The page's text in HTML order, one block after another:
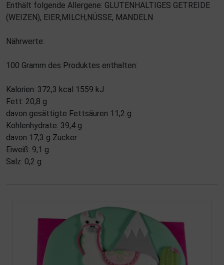
Enthält folgende Allergene: GLUTENHALTIGES GETREIDE
(WEIZEN), EIER,MILCH,NÜSSE, MANDELN
Nährwerte:
100 Gramm des Produktes enthalten:
Kalorien: 372,3 kcal 1559 kJ
Fett: 20,8 g
davon gesättigte Fettsäuren 11,2 g
Kohlenhydrate: 39,4 g
davon 17,3 g Zucker
Eiweiß: 9,1 g
Salz: 0,2 g